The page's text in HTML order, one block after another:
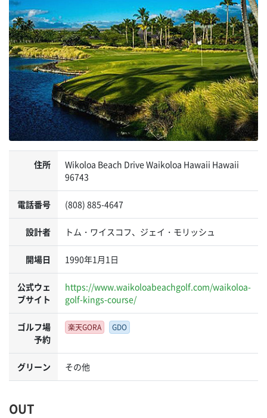
住所
Wikoloa Beach Drive Waikoloa Hawaii Hawaii
96743
電話番号 (808) 885-4647
設計者 トム・ワイスコフ、ジェイ・モリッシュ
開場日 1990年1月1日
公式ウェ
ブサイト
https://www.waikoloabeachgolf.com/waikoloa-
golf-kings-course/
ゴルフ場
予約
楽天GORA GDO
グリーン その他
OUT